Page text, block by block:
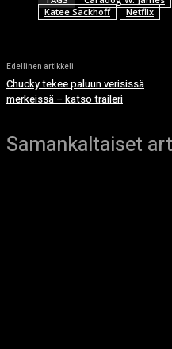
Katee Sackhoff
Netflix
Edellinen artikkeli
Chucky tekee paluun verisissä
merkeissä – katso traileri
Samankaltaiset